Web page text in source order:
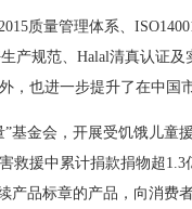
质量管理体系、
产规范、Halal清真认证
，也进一步提升了在中国
基金会，开展受饥饿儿童
救援中累计捐款捐物超
产品标章的产品，向消费